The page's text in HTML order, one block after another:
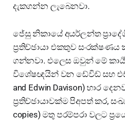
දැකගන්න ලැබෙනවා.
ජේසු නිකායේ අයර්ලන්ත
ප්‍රතිච්ඡායා එකතුව
ගන්නවා. එලෙස ඔවුන් මේ
විශේෂඥයින් වන ඩේවිඩ් සහ
and Edwin Davison) භාර
ප්‍රතිච්ඡායාවක්ම පිඅපත් කර,
copies) මතු පරම්පරා වලට